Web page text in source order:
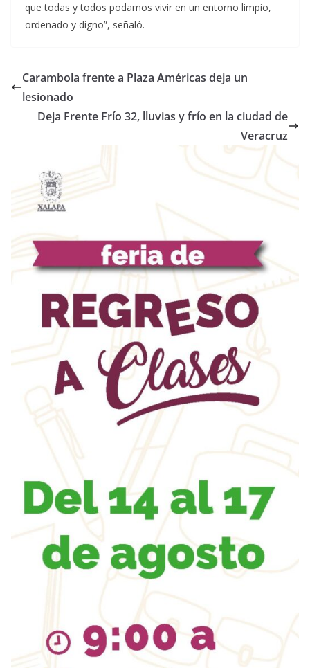
que todas y todos podamos vivir en un entorno limpio,
ordenado y digno”, señaló.
Carambola frente a Plaza Américas deja un
lesionado
Deja Frente Frío 32, lluvias y frío en la ciudad de
Veracruz